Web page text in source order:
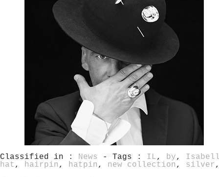
Classified in : News - Tags : IL, by,
hat , hairpin , hatpin , new collection , silver